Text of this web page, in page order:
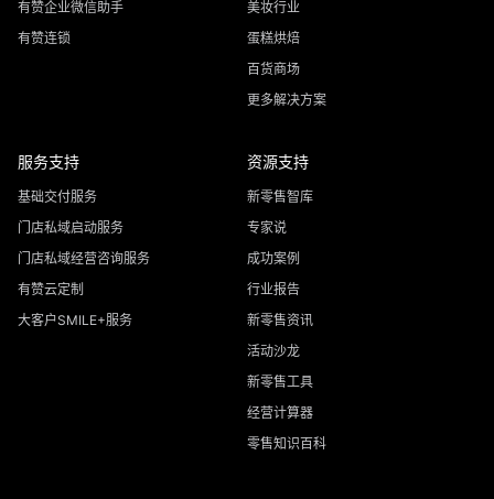
有赞企业微信助手
有赞连锁
美妆行业
蛋糕烘焙
百货商场
更多解决方案
服务支持
基础交付服务
门店私域启动服务
门店私域经营咨询服务
有赞云定制
大客户SMILE+服务
资源支持
新零售智库
专家说
成功案例
行业报告
新零售资讯
活动沙龙
新零售工具
经营计算器
零售知识百科